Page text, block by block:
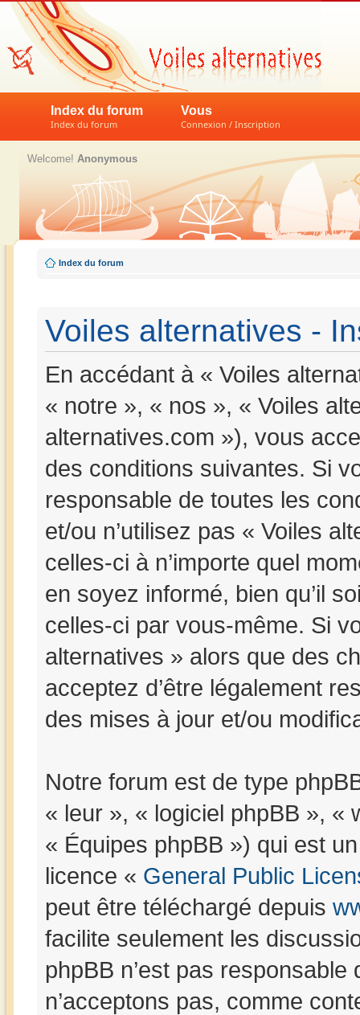
Index du forum
Index du forum
Vous
Connexion / Inscription
Welcome! Anonymous
Index du forum
Voiles alternatives -
En accédant à « Voiles
« notre », « nos », « Voiles
alternatives.com »), vous
des conditions suivantes. Si
responsable de toutes les
et/ou n’utilisez pas « Voiles
celles-ci à n’importe quel
en soyez informé, bien qu’il
celles-ci par vous-même. Si
alternatives » alors que des
acceptez d’être légalement
des mises à jour et/ou
Notre forum est de type
« leur », « logiciel phpBB », «
« Équipes phpBB ») qui est
licence « General Public
peut être téléchargé depuis
facilite seulement les
phpBB n’est pas
n’acceptons pas, comme